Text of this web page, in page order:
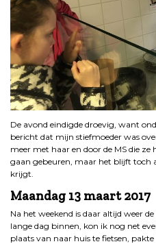
De avond eindigde droevig, want
bericht dat mijn stiefmoeder was
meer met haar en door de MS die
gaan gebeuren, maar het blijft toch
krijgt.
Maandag 13 maart 2017
Na het weekend is daar altijd weer
lange dag binnen, kon ik nog net
plaats van naar huis te fietsen,